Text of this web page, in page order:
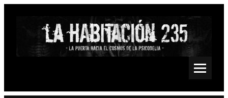
Saltar
Psychedelic, Stoner, Doom, Sludge, Fuzz, Space, Drone